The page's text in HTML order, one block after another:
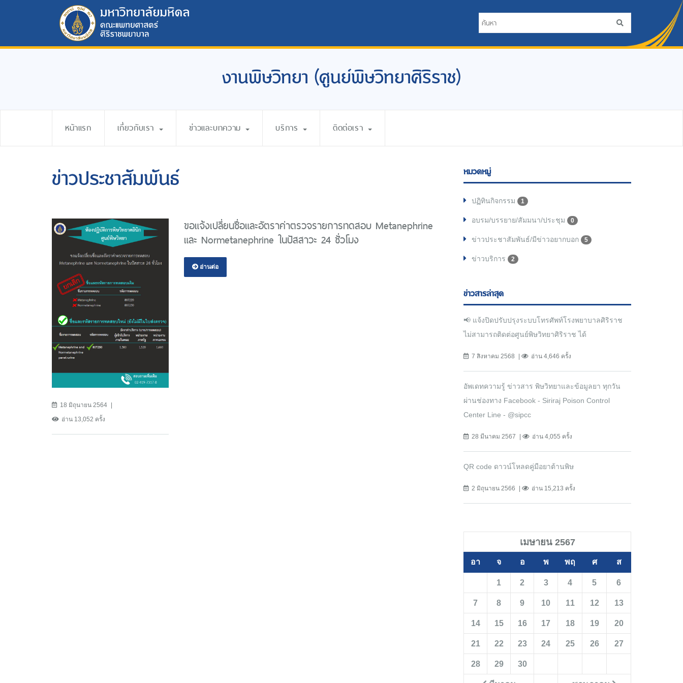
งานพิษวิทยา (ศูนย์พิษวิทยาศิริราช)
หน้าแรก เกี่ยวกับเรา ข่าวและบทความ บริการ ติดต่อเรา
ข่าวประชาสัมพันธ์
18 มิถุนายน 2564
อ่าน 13,052 ครั้ง
ขอแจ้งเปลี่ยนชื่อและอัตราค่าตรวจรายการทดสอบ Metanephrine
และ Normetanephrine ในปัสสาวะ 24 ชั่วโมง
อ่านต่อ
หมวดหมู่
ปฏิทินกิจกรรม 1
อบรม/บรรยาย/สัมมนา/ประชุม 0
ข่าวประชาสัมพันธ์/มีข่าวอยากบอก 5
ข่าวบริการ 2
ข่าวสารล่าสุด
📢 แจ้งปิดปรับปรุงระบบโทรศัพท์โรงพยาบาลศิริราช
ไม่สามารถติดต่อศูนย์พิษวิทยาศิริราช ได้
7 สิงหาคม 2568 อ่าน 4,646 ครั้ง
อัพเดทความรู้ ข่าวสาร พิษวิทยาและข้อมูลยา ทุกวัน
ผ่านช่องทาง Facebook - Siriraj Poison Control
Center Line - @sipcc
28 มีนาคม 2567 อ่าน 4,055 ครั้ง
QR code ดาวน์โหลดคู่มือยาต้านพิษ
2 มิถุนายน 2566 อ่าน 15,213 ครั้ง
เมษายน 2567
อา จ อ พ พฤ ศ ส
1 2 3 4 5 6
7 8 9 10 11 12 13
14 15 16 17 18 19 20
21 22 23 24 25 26 27
28 29 30